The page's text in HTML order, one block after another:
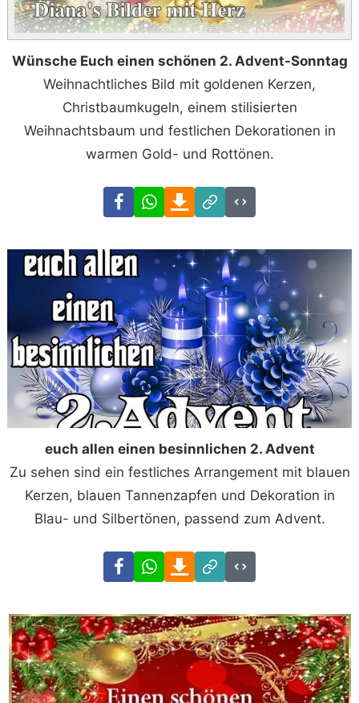
Wünsche Euch einen schönen 2. Advent-Sonntag
Weihnachtliches Bild mit goldenen Kerzen,
Christbaumkugeln, einem stilisierten
Weihnachtsbaum und festlichen Dekorationen in
warmen Gold- und Rottönen.
FacebookWhatsAppDownload
Link
Code
euch allen einen besinnlichen 2. Advent
Zu sehen sind ein festliches Arrangement mit blauen
Kerzen, blauen Tannenzapfen und Dekoration in
Blau- und Silbertönen, passend zum Advent.
FacebookWhatsAppDownload
Link
Code